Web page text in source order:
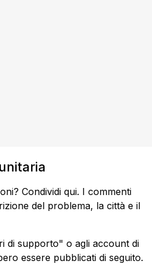
Condividi qui. I commenti
del problema, la città e il
di supporto" o agli account di
essere pubblicati di seguito.